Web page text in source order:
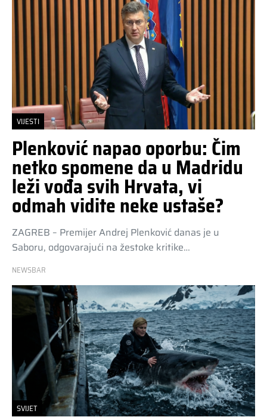
VIJESTI
Plenković napao oporbu: Čim
netko spomene da u Madridu
leži vođa svih Hrvata, vi
odmah vidite neke ustaše?
ZAGREB – Premijer Andrej Plenković danas je u
Saboru, odgovarajući na žestoke kritike…
NEWSBAR
SVIJET